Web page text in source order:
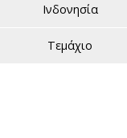
Ινδονησία
Τεμάχιο